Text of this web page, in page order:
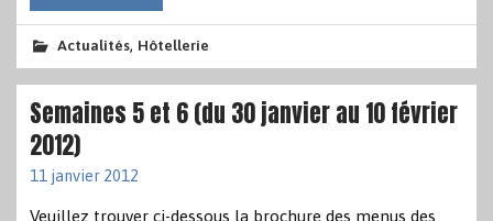
Actualités, Hôtellerie
Semaines 5 et 6 (du 30 janvier au 10 février
2012)
11 janvier 2012
Veuillez trouver ci-dessous la brochure des menus des